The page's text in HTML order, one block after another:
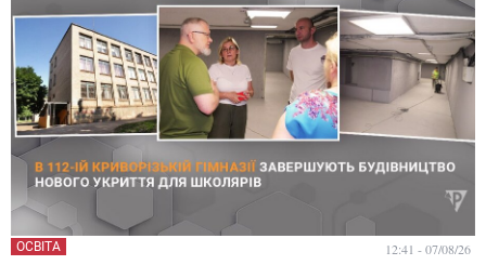
ОСВІТА 12:41 - 07/08/26